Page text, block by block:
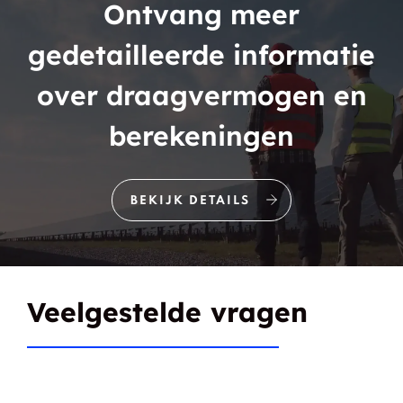
Ontvang meer
gedetailleerde informatie
over draagvermogen en
berekeningen
BEKIJK DETAILS
Veelgestelde vragen